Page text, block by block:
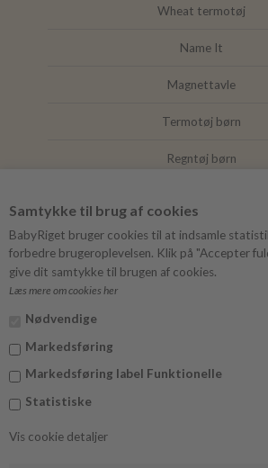
Samtykke til brug af cookies
BabyRiget bruger cookies til at indsamle
forbedre brugeroplevelsen. Klik på "Accepter
give dit samtykke til brugen af cookies.
Læs mere om cookies her
Nødvendige
Markedsføring
Markedsføring label Funktionelle
Statistiske
Vis cookie detaljer
Wheat termotøj
Name It
Magnettavle
Termotøj børn
Regntøj børn
Mushie
Facebook